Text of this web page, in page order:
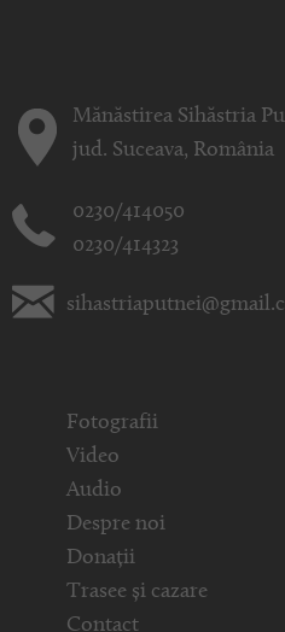
Mănăstirea Sihăstria
jud. Suceava, România
0230/414050
0230/414323
Fotografii
Video
Audio
Despre noi
Donații
Trasee și cazare
Contact